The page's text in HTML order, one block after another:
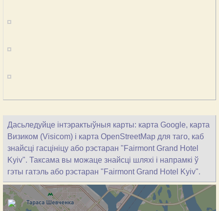
Дасьледуйце інтэрактыўныя карты: карта Google, карта
Визиком (Visicom) і карта OpenStreetMap для таго, каб
знайсці гасцініцу або рэстаран "Fairmont Grand Hotel
Kyiv". Таксама вы можаце знайсці шляхі і напрамкі ў
гэты гатэль або рэстаран "Fairmont Grand Hotel Kyiv".